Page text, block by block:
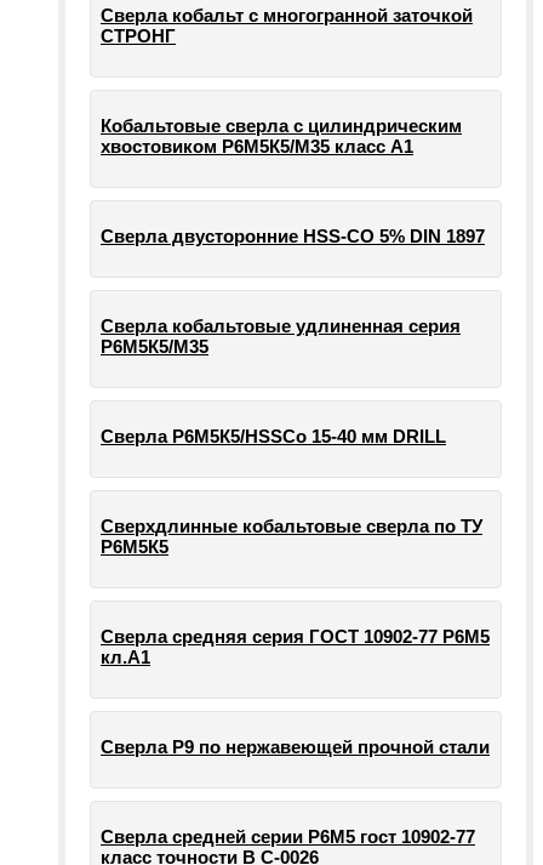
Сверла кобальт с многогранной заточкой
СТРОНГ
Кобальтовые сверла с цилиндрическим
хвостовиком Р6М5К5/М35 класс А1
Сверла двусторонние HSS-CO 5% DIN 1897
Сверла кобальтовые удлиненная серия
Р6М5К5/М35
Сверла Р6М5К5/HSSCo 15-40 мм DRILL
Сверхдлинные кобальтовые сверла по ТУ
Р6М5К5
Сверла средняя серия ГОСТ 10902-77 Р6М5
кл.А1
Сверла Р9 по нержавеющей прочной стали
Сверла средней серии Р6М5 гост 10902-77
класс точности В С-0026